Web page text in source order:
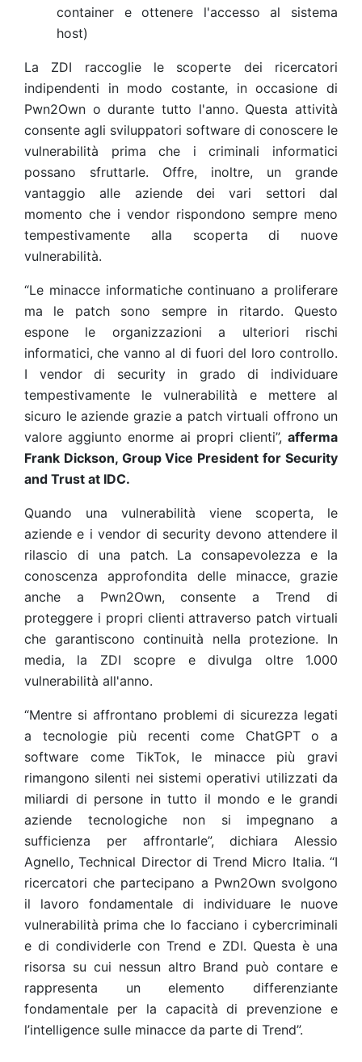
container e ottenere l'accesso al sistema
host)
La ZDI raccoglie le scoperte dei ricercatori
indipendenti in modo costante, in occasione di
Pwn2Own o durante tutto l'anno. Questa attività
consente agli sviluppatori software di conoscere le
vulnerabilità prima che i criminali informatici
possano sfruttarle. Offre, inoltre, un grande
vantaggio alle aziende dei vari settori dal
momento che i vendor rispondono sempre meno
tempestivamente alla scoperta di nuove
vulnerabilità.
“Le minacce informatiche continuano a proliferare
ma le patch sono sempre in ritardo. Questo
espone le organizzazioni a ulteriori rischi
informatici, che vanno al di fuori del loro controllo.
I vendor di security in grado di individuare
tempestivamente le vulnerabilità e mettere al
sicuro le aziende grazie a patch virtuali offrono un
valore aggiunto enorme ai propri clienti”, afferma
Frank Dickson, Group Vice President for Security
and Trust at IDC.
Quando una vulnerabilità viene scoperta, le
aziende e i vendor di security devono attendere il
rilascio di una patch. La consapevolezza e la
conoscenza approfondita delle minacce, grazie
anche a Pwn2Own, consente a Trend di
proteggere i propri clienti attraverso patch virtuali
che garantiscono continuità nella protezione. In
media, la ZDI scopre e divulga oltre 1.000
vulnerabilità all'anno.
“Mentre si affrontano problemi di sicurezza legati
a tecnologie più recenti come ChatGPT o a
software come TikTok, le minacce più gravi
rimangono silenti nei sistemi operativi utilizzati da
miliardi di persone in tutto il mondo e le grandi
aziende tecnologiche non si impegnano a
sufficienza per affrontarle”, dichiara Alessio
Agnello, Technical Director di Trend Micro Italia. “I
ricercatori che partecipano a Pwn2Own svolgono
il lavoro fondamentale di individuare le nuove
vulnerabilità prima che lo facciano i cybercriminali
e di condividerle con Trend e ZDI. Questa è una
risorsa su cui nessun altro Brand può contare e
rappresenta un elemento differenziante
fondamentale per la capacità di prevenzione e
l’intelligence sulle minacce da parte di Trend”.